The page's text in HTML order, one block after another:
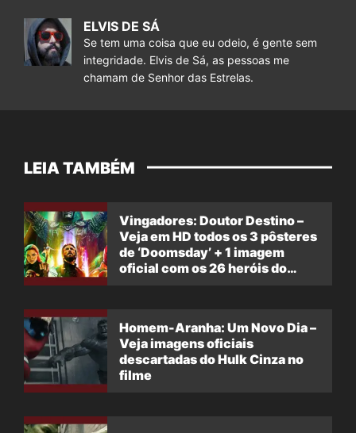
ELVIS DE SÁ
Se tem uma coisa que eu odeio, é gente sem
integridade. Elvis de Sá, as pessoas me
chamam de Senhor das Estrelas.
LEIA TAMBÉM
Vingadores: Doutor Destino –
Veja em HD todos os 3 pôsteres
de ‘Doomsday’ + 1 imagem
oficial com os 26 heróis do
Homem-Aranha: Um Novo Dia –
Veja imagens oficiais
descartadas do Hulk Cinza no
filme